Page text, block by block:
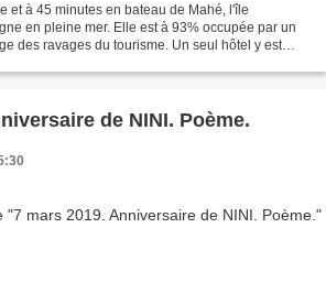
et à 45 minutes en bateau de Mahé, l'île
en pleine mer. Elle est à 93% occupée par un
des ravages du tourisme. Un seul hôtel y est
de NINI. Poème.